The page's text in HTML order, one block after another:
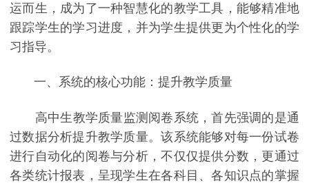
运而生，成为了一种智慧化的教学工具，能够精准地
跟踪学生的学习进度，并为学生提供更为个性化的学
习指导。
一、系统的核心功能：提升教学质量
高中生教学质量监测阅卷系统，首先强调的是通
过数据分析提升教学质量。该系统能够对每一份试卷
进行自动化的阅卷与分析，不仅仅提供分数，更通过
各类统计报表，呈现学生在各科目、各知识点的掌握